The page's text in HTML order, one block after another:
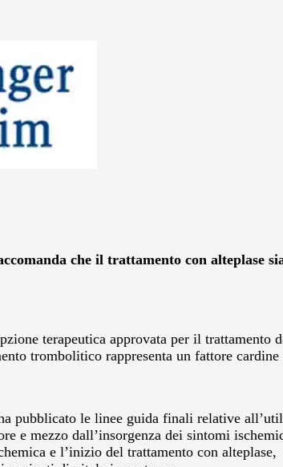
che il trattamento con alteplase
terapeutica approvata per il trattamento
trombolitico rappresenta un fattore
pubblicato le linee guida finali relative
e mezzo dall’insorgenza dei sintomi
e l’inizio del trattamento con